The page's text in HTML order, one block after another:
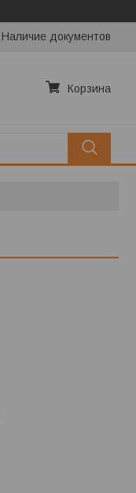
Наличие документов
Корзина